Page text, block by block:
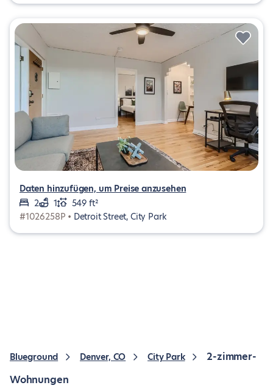
Daten hinzufügen, um Preise anzusehen
2
1
549 ft²
#1026258P • Detroit Street, City Park
Blueground Denver, CO City Park
2-zimmer-
Wohnungen